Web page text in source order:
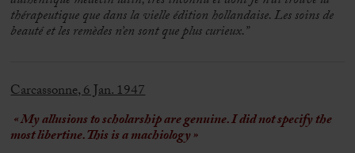
thérapeutique que dans la vielle édition hollandaise. Les soins de
beauté et les remèdes n’en sont que plus curieux.”
Carcassonne, 6 Jan. 1947
« My allusions to scholarship are genuine. I did not specify the
most libertine. This is a machiology »